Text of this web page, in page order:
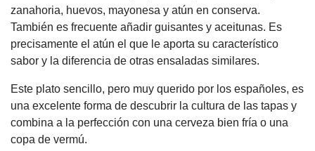
zanahoria, huevos, mayonesa y atún en conserva.
También es frecuente añadir guisantes y aceitunas. Es
precisamente el atún el que le aporta su característico
sabor y la diferencia de otras ensaladas similares.
Este plato sencillo, pero muy querido por los españoles, es
una excelente forma de descubrir la cultura de las tapas y
combina a la perfección con una cerveza bien fría o una
copa de vermú.